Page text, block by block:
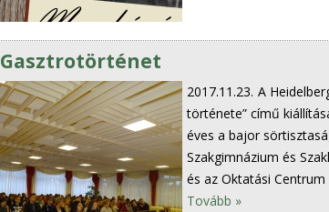
Gasztrotörténet
2017.11.23. A
története” című
éves a bajor
Szakgimnázium és
és az Oktatási
Tovább »